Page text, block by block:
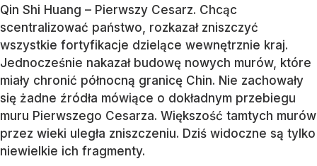
Qin Shi Huang – Pierwszy Cesarz. Chcąc
scentralizować państwo, rozkazał zniszczyć
wszystkie fortyfikacje dzielące wewnętrznie kraj.
Jednocześnie nakazał budowę nowych murów, które
miały chronić północną granicę Chin. Nie zachowały
się żadne źródła mówiące o dokładnym przebiegu
muru Pierwszego Cesarza. Większość tamtych murów
przez wieki uległa zniszczeniu. Dziś widoczne są tylko
niewielkie ich fragmenty.